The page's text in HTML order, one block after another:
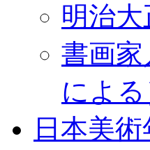
明治
書画
による
日本美